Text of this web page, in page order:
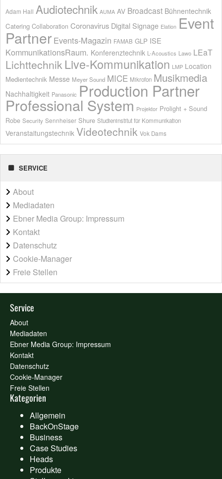
Adam Hall Audiotechnik AUMA AV Broadcast Bühnentechnik
Catering Collaboration Coronavirus Digital Signage Elation Event
Partner Events-Magazin FAMAB GLP ISE
KommunikationsRaum. Konferenztechnik L-Acoustics Lawo LEaT
Lichttechnik Live-Kommunikation LMP Location
Medientechnik Messe Meyer Sound MICE Mikrofon Musikmedia
Nachhaltigkeit Panasonic Production Partner
Professional System Projektor Prolight + Sound
Robe Security Sennheiser Shure Studieninstitut für Kommunikation
Veranstaltungstechnik Videotechnik Vok Dams
SERVICE
About
Mediadaten
Ebner Media Group: Impressum
Kontakt
Datenschutz
Cookie-Manager
Freie Stellen
Service
About
Mediadaten
Ebner Media Group: Impressum
Kontakt
Datenschutz
Cookie-Manager
Freie Stellen
Kategorien
Allgemein
BackOnStage
Business
Case Studies
Heads
Produkte